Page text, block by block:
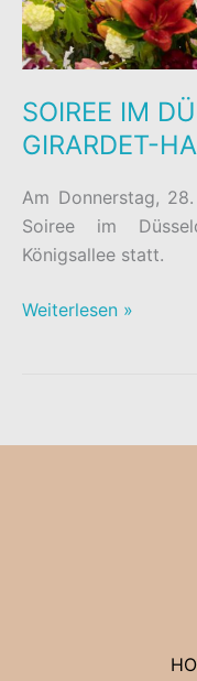
SOIREE IM
GIRARDET-
Am Donnerstag,
Soiree im
Königsallee statt.
SOIREE
Weiterlesen »